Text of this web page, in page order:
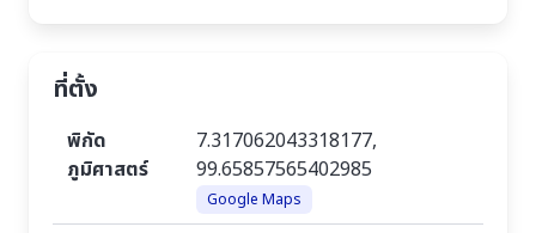
ที่ตั้ง
พิกัด
ภูมิศาสตร์
7.317062043318177,
99.65857565402985
Google Maps